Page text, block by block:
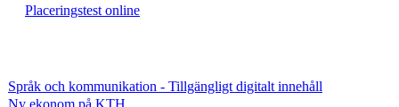
Placeringstest online
Språk och kommunikation - Tillgängligt digitalt innehåll
Ny ekonom på KTH